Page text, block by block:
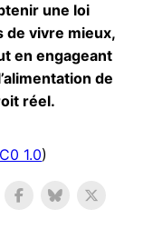
une loi
de vivre mieux,
en engageant
de
réel.
1.0)